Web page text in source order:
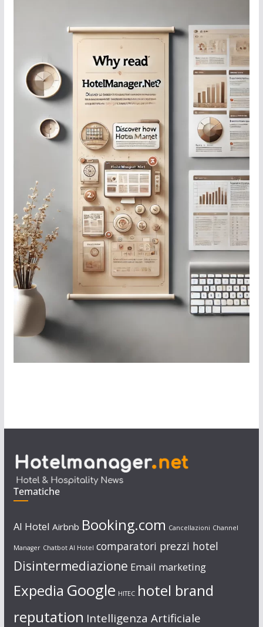
Tematiche
AI Hotel Airbnb Booking.com Cancellazioni Channel
Manager Chatbot AI Hotel comparatori prezzi hotel
Disintermediazione Email marketing
Expedia Google HITEC hotel brand
reputation Intelligenza Artificiale